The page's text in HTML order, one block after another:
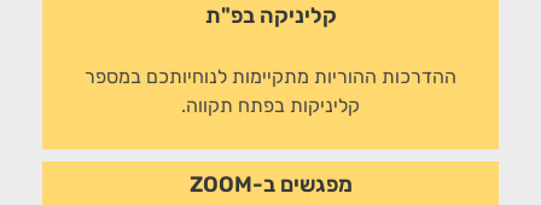
קליניקה בפ"ת
ההדרכות ההוריות מתקיימות לנוחיותכם במספר
קליניקות בפתח תקווה.
מפגשים ב-ZOOM